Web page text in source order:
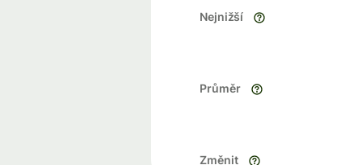
Nejnižší
Průměr
Změnit